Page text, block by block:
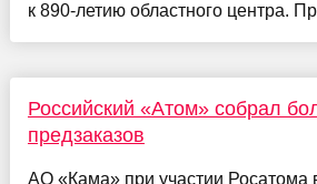
к 890-летию областного центра.
Российский «Атом» собрал
предзаказов
АО «Кама» при участии Росатома